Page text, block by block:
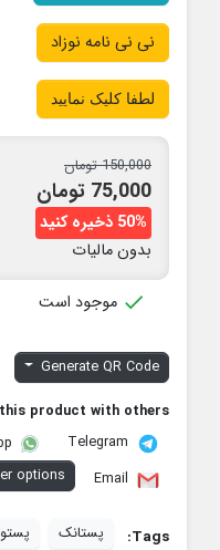
نی نی نامه نوزاد
لطفا کلیک نمایید
150,000 تومان
75,000 تومان
50% ذخیره کنید
بدون مالیات
 موجود است
Generate QR Code
product with others:
Telegram
Email
options
Tags: پستانک